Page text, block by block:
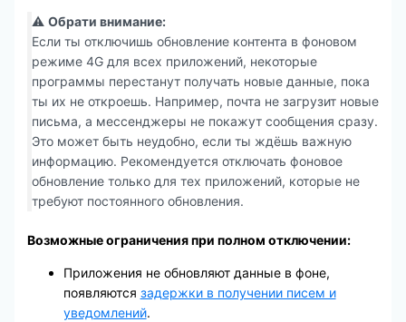
⚠️ Обрати внимание:
Если ты отключишь обновление контента в фоновом
режиме 4G для всех приложений, некоторые
программы перестанут получать новые данные, пока
ты их не откроешь. Например, почта не загрузит новые
письма, а мессенджеры не покажут сообщения сразу.
Это может быть неудобно, если ты ждёшь важную
информацию. Рекомендуется отключать фоновое
обновление только для тех приложений, которые не
требуют постоянного обновления.
Возможные ограничения при полном отключении:
Приложения не обновляют данные в фоне,
появляются задержки в получении писем и
уведомлений.